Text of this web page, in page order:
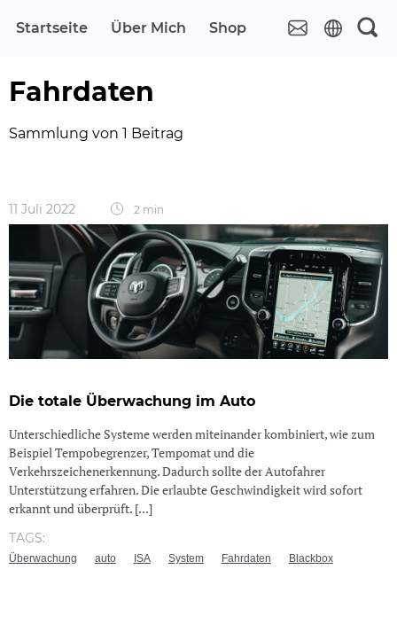
Startseite Über Mich Shop
Fahrdaten
Sammlung von 1 Beitrag
11 Juli 2022 2 min
Die totale Überwachung im Auto
Unterschiedliche Systeme werden miteinander kombiniert, wie zum
Beispiel Tempobegrenzer, Tempomat und die
Verkehrszeichenerkennung. Dadurch sollte der Autofahrer
Unterstützung erfahren. Die erlaubte Geschwindigkeit wird sofort
erkannt und überprüft. [...]
TAGS:
Überwachung auto ISA System Fahrdaten Blackbox